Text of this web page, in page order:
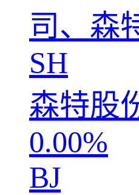
司、森
SH
森特股
0.00%
BJ